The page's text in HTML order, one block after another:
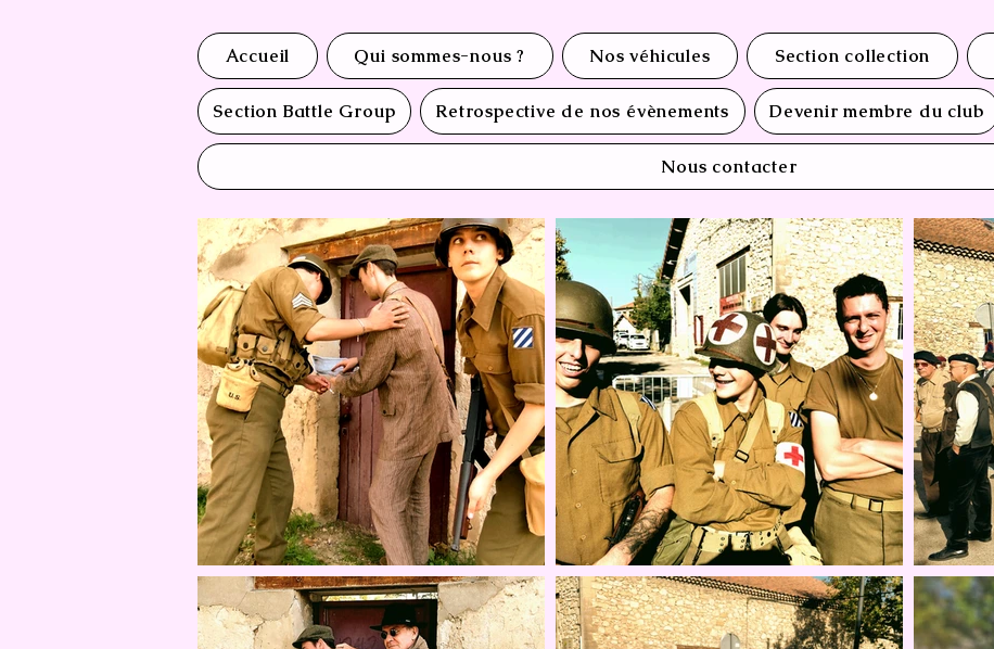
Accueil Qui sommes-nous ? Nos véhicules Section collection
Section Battle Group Retrospective de nos évènements Devenir membre du club
Nous contacter